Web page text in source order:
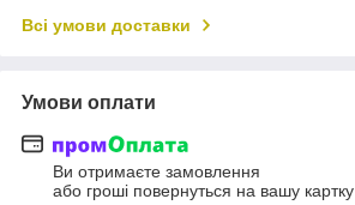
Всі умови доставки
Умови оплати
Ви отримаєте замовлення
або гроші повернуться на вашу картку